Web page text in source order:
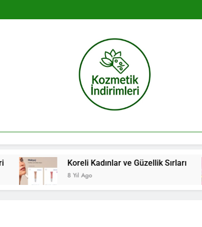
Kozmetik
Koreli Kadınlar ve Güzellik Sırları
8 Yıl Ago